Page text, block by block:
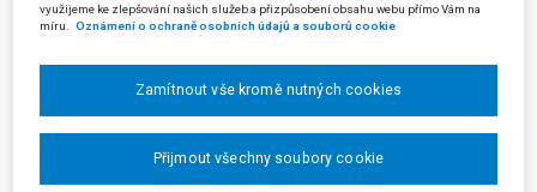
roku 2018, proto lhůta pro stanovení daně z příjmů právnických osob za
zdaňovací období roku 2012 skončí také až dnem 1. 4. 2022. Řetězení
každá vzniklá daňová ztráta má svůj samostatný režim. Žalovaný tedy
zda žalobkyně správně odepisovala v roce 2013 ztrátu, která vznikla v
roce 2009, protože ve vztahu k roku 2009 i ve vztahu k rokům po tomto
využijeme ke zlepšování našich služeb a přizpůsobení obsahu webu přímo Vám na
míru.
Oznámení o ochraně osobních údajů a souborů cookie
Zamítnout vše kromě nutných cookies
Přijmout všechny soubory cookie